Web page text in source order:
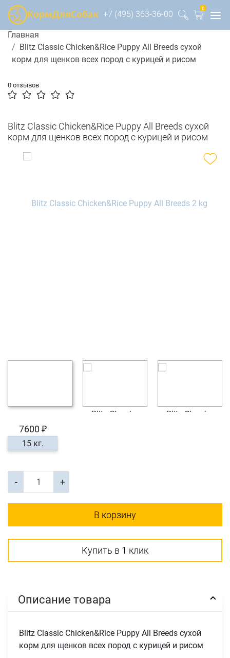
+7 (495) 363-36-00
0
Главная
Blitz Classic Chicken&Rice Puppy All Breeds сухой
корм для щенков всех пород с курицей и рисом
0 отзывов
Blitz Classic Chicken&Rice Puppy All Breeds сухой
корм для щенков всех пород с курицей и рисом
7600 ₽
15 кг.
- +
В корзину
Купить в 1 клик
Описание товара
Blitz Classic Chicken&Rice Puppy All Breeds сухой
корм для щенков всех пород с курицей и рисом